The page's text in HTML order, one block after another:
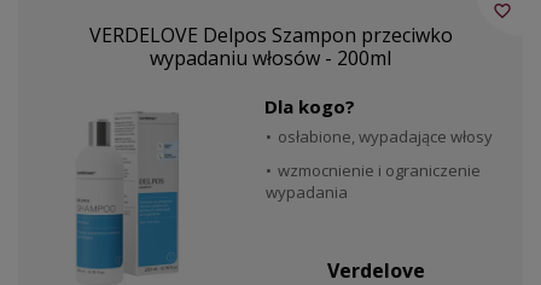
VERDELOVE Delpos Szampon przeciwko
wypadaniu włosów - 200ml
Dla kogo?
osłabione, wypadające włosy
wzmocnienie i ograniczenie
wypadania
Verdelove
favorite_border